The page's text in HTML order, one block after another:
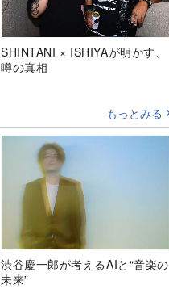
SHINTANI × ISHIYAが明かす、
噂の真相
もっとみる
渋谷慶一郎が考えるAIと“音楽の
未来”